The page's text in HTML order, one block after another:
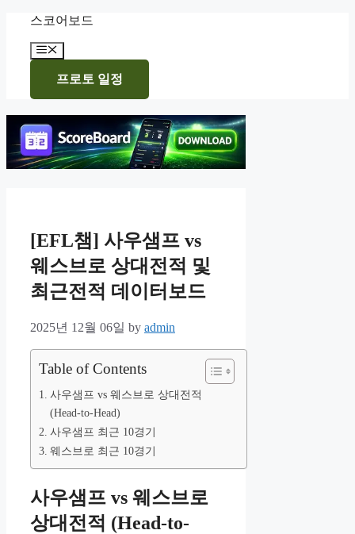
content
스코어보드
Menu
프로토 일정
[EFL챔] 사우샘프 vs
웨스브로 상대전적 및
최근전적 데이터보드
2025년 12월 06일 by admin
Table of Contents
사우샘프 vs 웨스브로 상대전적
(Head-to-Head)
사우샘프 최근 10경기
웨스브로 최근 10경기
사우샘프 vs 웨스브로
상대전적 (Head-to-